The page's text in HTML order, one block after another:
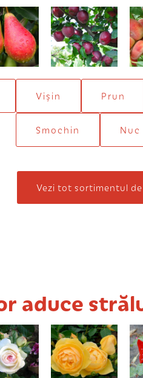
Starkrimson
Vișin Prun
Smochin Nuc
Vezi tot sortimentul
aduce
alb Graham Thomas